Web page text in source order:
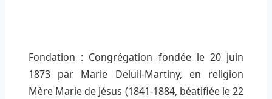
Fondation : Congrégation fondée le 20 juin
1873 par Marie Deluil-Martiny, en religion
Mère Marie de Jésus (1841-1884, béatifiée le 22